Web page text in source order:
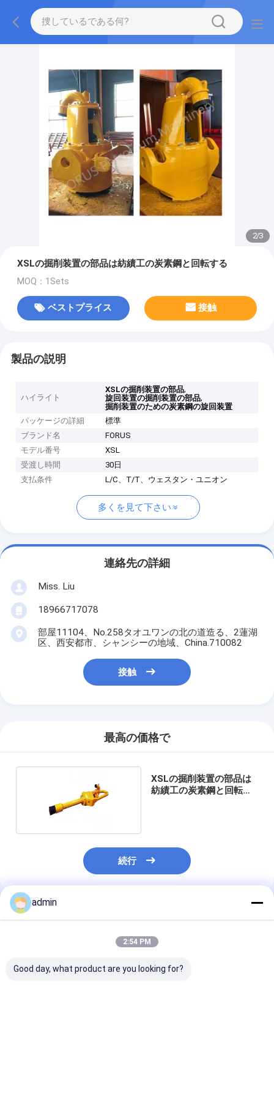
2/3
XSLの掘削装置の部品は紡績工の炭素鋼と回転する
MOQ：1Sets
ベストプライス 接触
製品の説明
ハイライト
XSLの掘削装置の部品,
旋回装置の掘削装置の部品,
掘削装置のための炭素鋼の旋回装置
パッケージの詳細
標準
ブランド名
FORUS
モデル番号
XSL
受渡し時間
30日
支払条件
L/C、T/T、ウェスタン・ユニオン
多くを見て下さい
連絡先の詳細
Miss. Liu
18966717078
部屋11104、No.258タオユワンの北の道造る、2蓮湖
区、西安都市、シャンシーの地域、China.710082
接触
最高の価格で
XSLの掘削装置の部品は
紡績工の炭素鋼と回転す
続行
推薦されたプロダクト
admin
2:54 PM
Good day, what product are you looking for?